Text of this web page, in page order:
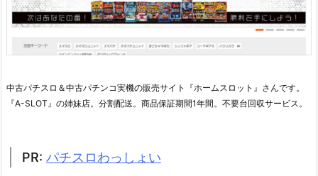
中古パチスロ＆中古パチンコ実機の販売サイト『ホームスロット』さんです。
『A-SLOT』の姉妹店。分割配送。商品保証期間1年間。不要台回収サービス。
PR: パチスロわっしょい